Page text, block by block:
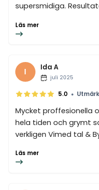
supersmidiga.
Läs mer
I Ida A
juli 2025
5.0 •
Mycket proffesionella
hela tiden och grymt
verkligen Vimed tal &
Läs mer